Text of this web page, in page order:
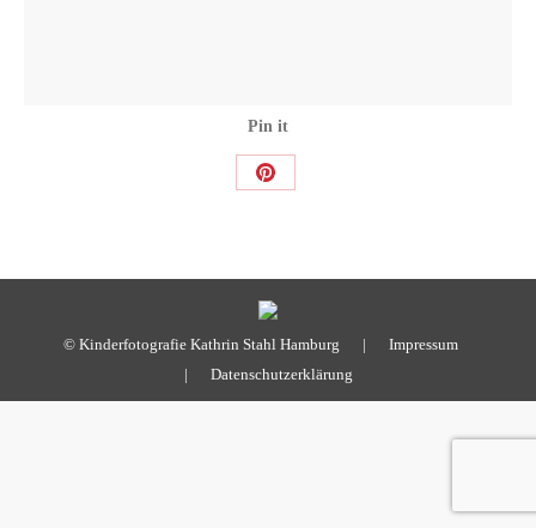
Pin it
Share
© Kinderfotografie Kathrin Stahl Hamburg | Impressum
| Datenschutzerklärung